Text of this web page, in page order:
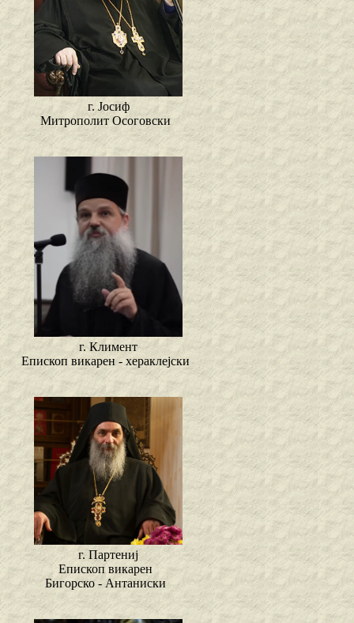
г. Јосиф
Митрополит Осоговски
г. Климент
Епископ викарен - хераклејски
г. Партениј
Епископ викарен
Бигорско - Антаниски